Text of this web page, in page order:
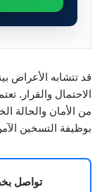
قد تتشابه الأعراض
الاحتمال والقرار.
من الأمان والحالة
بوظيفة التسخين
تواصل